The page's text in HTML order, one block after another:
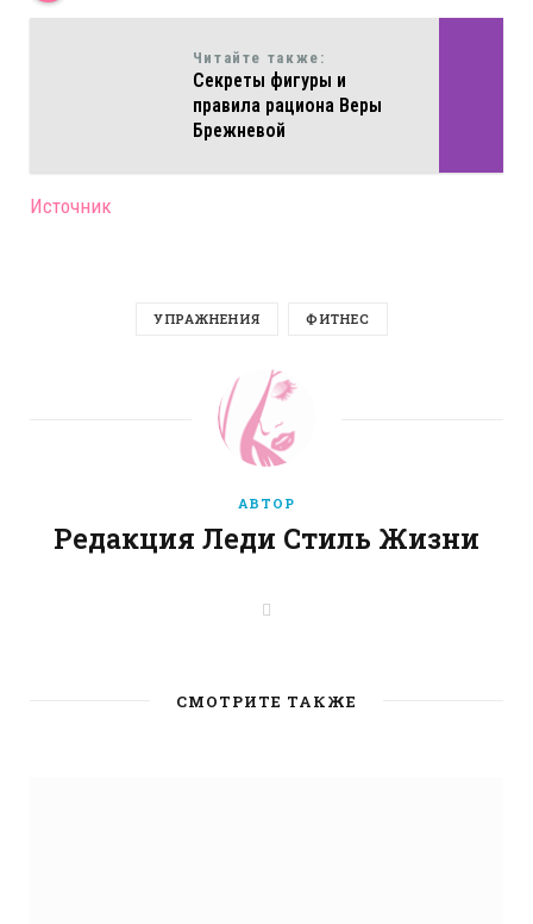
Читайте также:
Секреты фигуры и
правила рациона Веры
Брежневой
Источник
УПРАЖНЕНИЯ ФИТНЕС
АВТОР
Редакция Леди Стиль Жизни
e
СМОТРИТЕ ТАКЖЕ